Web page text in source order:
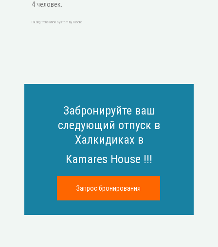
4 человек.
FaLang translation system by Faboba
Забронируйте ваш
следующий отпуск в
Халкидиках в
Kamares House !!!